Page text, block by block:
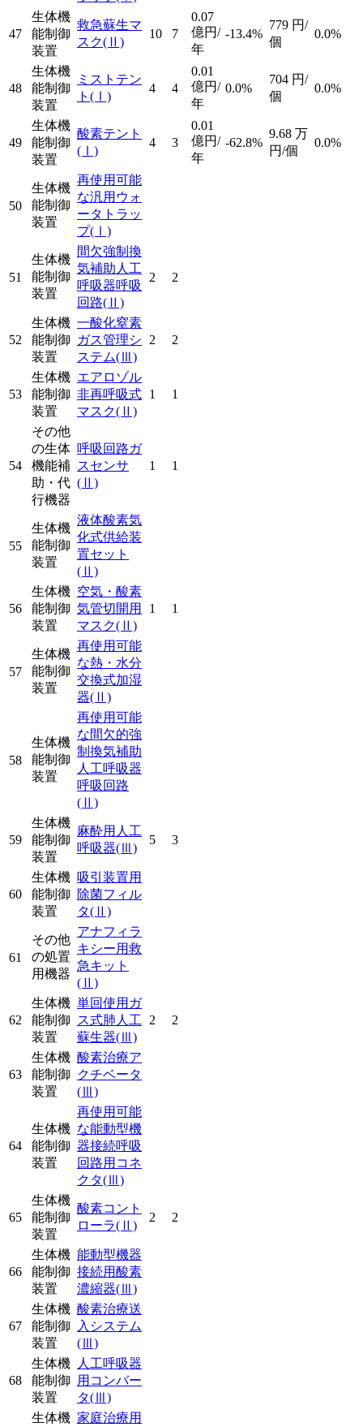
47
生体機
能制御
装置
救急蘇生マ
スク(Ⅱ)
10 7
0.07
億円/
年
-13.4%
779 円/
個
0.0%
48
生体機
能制御
装置
ミストテン
ト (Ⅰ)
4 4
0.01
億円/
年
0.0%
704 円/
個
0.0%
49
生体機
能制御
装置
酸素テント
(Ⅰ)
4 3
0.01
億円/
年
-62.8%
9.68 万
円/個
0.0%
50
生体機
能制御
装置
再使用可能
な汎用ウォ
ータトラッ
プ(Ⅰ)
51
生体機
能制御
装置
間欠強制換
気補助人工
呼吸器呼吸
回路(Ⅱ)
2 2
52
生体機
能制御
装置
一酸化窒素
ガス管理シ
ステム(Ⅲ)
2 2
53
生体機
能制御
装置
エアロゾル
非再呼吸式
マスク(Ⅱ)
1 1
54
その他
の生体
機能補
助・代
行機器
呼吸回路ガ
スセンサ
(Ⅱ)
1 1
55
生体機
能制御
装置
液体酸素気
化式供給装
置セット
(Ⅱ)
56
生体機
能制御
装置
空気・酸素
気管切開用
マスク(Ⅱ)
1 1
57
生体機
能制御
装置
再使用可能
な熱・水分
交換式加湿
器(Ⅱ)
58
生体機
能制御
装置
再使用可能
な間欠的強
制換気補助
人工呼吸器
呼吸回路
(Ⅱ)
59
生体機
能制御
装置
麻酔用人工
呼吸器(Ⅲ)
5 3
60
生体機
能制御
装置
吸引装置用
除菌フィル
タ(Ⅱ)
61
その他
の処置
用機器
アナフィラ
キシー用救
急キット
(Ⅱ)
62
生体機
能制御
装置
単回使用ガ
ス式肺人工
蘇生器(Ⅲ)
2 2
63
生体機
能制御
装置
酸素治療ア
クチベータ
(Ⅲ)
64
生体機
能制御
装置
再使用可能
な能動型機
器接続呼吸
回路用コネ
クタ(Ⅲ)
65
生体機
能制御
装置
酸素コント
ローラ(Ⅱ)
2 2
66
生体機
能制御
装置
能動型機器
接続用酸素
濃縮器(Ⅲ)
67
生体機
能制御
装置
酸素治療送
入システム
(Ⅲ)
68
生体機
能制御
装置
人工呼吸器
用コンバー
タ(Ⅲ)
生体機 家庭治療用